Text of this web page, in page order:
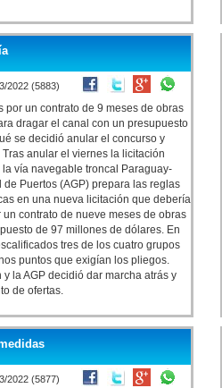
2022 (5883)
por un contrato de 9 meses de obras
dragar el canal con un presupuesto
se decidió anular el concurso y
anular el viernes la licitación
vía navegable troncal Paraguay-
Puertos (AGP) prepara las reglas
en una nueva licitación que debería
contrato de nueve meses de obras
de 97 millones de dólares. En
tres de los cuatro grupos
puntos que exigían los pliegos.
la AGP decidió dar marcha atrás y
de ofertas.
2022 (5877)